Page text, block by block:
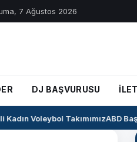
7 Ağustos 2026
DJ BAŞVURUSU
Voleybol TakımımızABD